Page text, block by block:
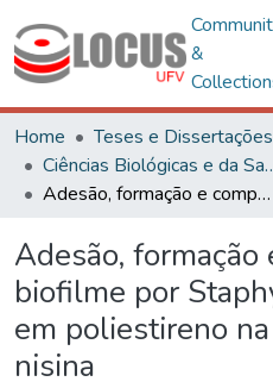
&
Home
Teses e Dissertações
Ciências
Adesão, formação e composição de biofilme por Staphylococcus aureus em poliestireno na presença de nisina
Adesão, formação
biofilme por
em poliestireno
nisina